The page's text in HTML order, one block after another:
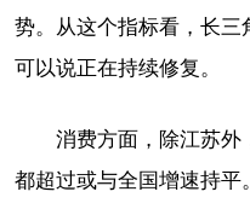
势。从这个指标看，长
可以说正在持续修复。
消费方面，除江苏外
都超过或与全国增速持